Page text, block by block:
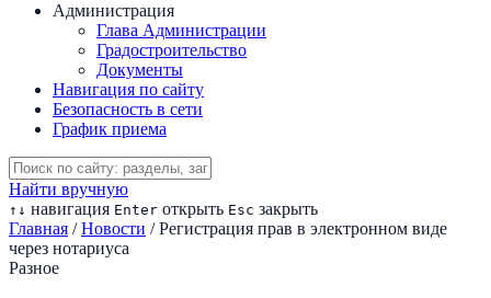
Администрация
Глава Администрации
Градостроительство
Документы
Навигация по сайту
Безопасность в сети
График приема
Найти вручную
↑ ↓ навигация Enter открыть Esc закрыть
Главная / Новости / Регистрация прав в электронном виде
через нотариуса
Разное